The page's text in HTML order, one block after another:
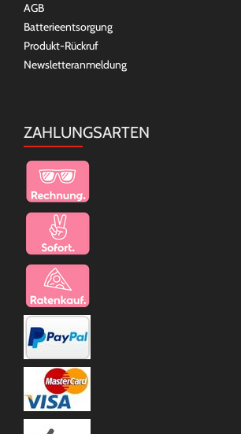
AGB
Batterieentsorgung
Produkt-Rückruf
Newsletteranmeldung
ZAHLUNGSARTEN